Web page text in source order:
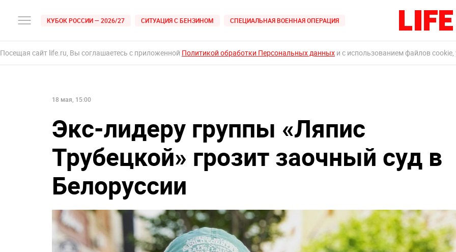
КУБОК РОССИИ — 2026/27 СИТУАЦИЯ С БЕНЗИНОМ СПЕЦИАЛЬНАЯ ВОЕННАЯ ОПЕРАЦИЯ
Посещая сайт life.ru, Вы соглашаетесь с приложенной Политикой обработки Персональных данных и с использованием файлов
18 мая, 15:00
Экс-лидеру группы «Ляпис
Трубецкой» грозит заочный суд в
Белоруссии